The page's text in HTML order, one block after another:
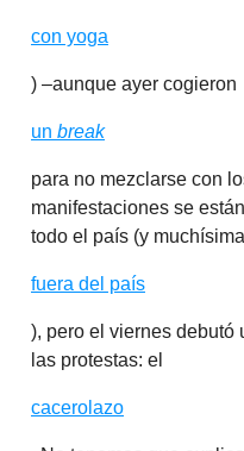
con yoga
) –aunque ayer cogieron
un break
para no mezclarse con
manifestaciones se
todo el país (y
fuera del país
), pero el viernes debutó
las protestas: el
cacerolazo